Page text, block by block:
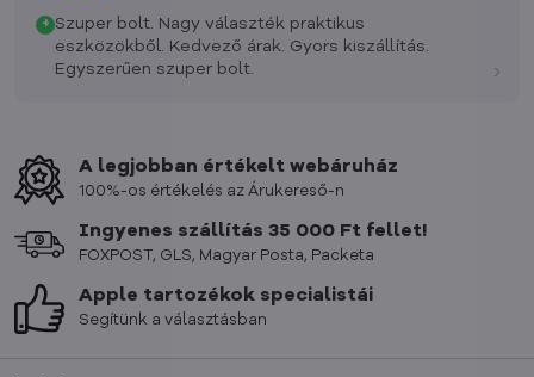
+ Szuper bolt. Nagy választék praktikus
eszközökből. Kedvező árak. Gyors kiszállítás.
Egyszerűen szuper bolt.
›
A legjobban értékelt webáruház
100%-os értékelés az Árukereső-n
Ingyenes szállítás 35 000 Ft fellet!
FOXPOST, GLS, Magyar Posta, Packeta
Apple tartozékok specialistái
Segítünk a választásban